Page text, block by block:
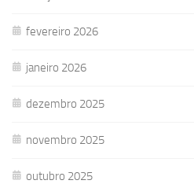
fevereiro 2026
janeiro 2026
dezembro 2025
novembro 2025
outubro 2025